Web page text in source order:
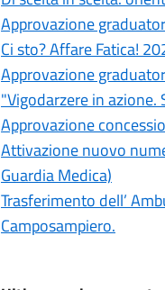
Approvazione
Ci sto? Affare Fatica!
Approvazione
"Vigodarzere in azione.
Approvazione
Attivazione nuovo
Guardia Medica)
Trasferimento dell’
Camposampiero.